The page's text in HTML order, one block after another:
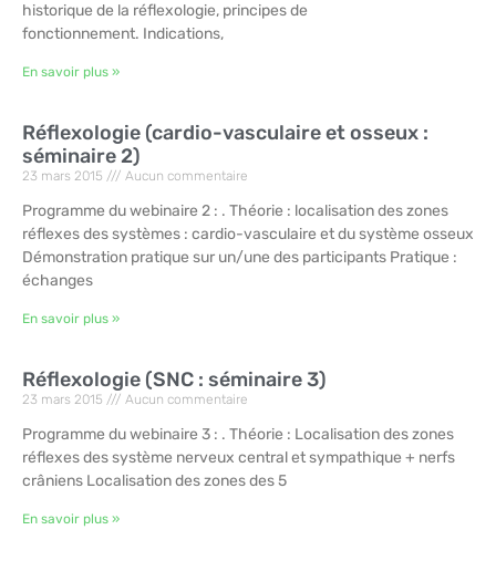
historique de la réflexologie, principes de
fonctionnement. Indications,
En savoir plus »
Réflexologie (cardio-vasculaire et osseux :
séminaire 2)
23 mars 2015 Aucun commentaire
Programme du webinaire 2 : . Théorie : localisation des zones
réflexes des systèmes : cardio-vasculaire et du système osseux
Démonstration pratique sur un/une des participants Pratique :
échanges
En savoir plus »
Réflexologie (SNC : séminaire 3)
23 mars 2015 Aucun commentaire
Programme du webinaire 3 : . Théorie : Localisation des zones
réflexes des système nerveux central et sympathique + nerfs
crâniens Localisation des zones des 5
En savoir plus »